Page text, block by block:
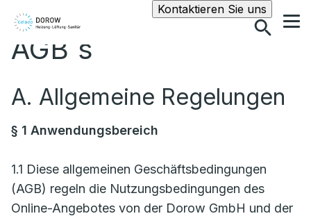
Kontaktieren Sie unsSuche
AGB´s
A. Allgemeine Regelungen
§ 1 Anwendungsbereich
1.1 Diese allgemeinen Geschäftsbedingungen
(AGB) regeln die Nutzungsbedingungen des
Online-Angebotes von der Dorow GmbH und der